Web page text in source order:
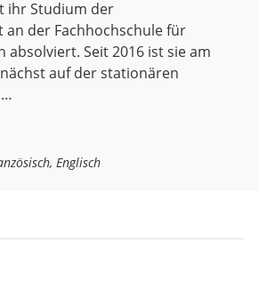
ihr Studium der
an der Fachhochschule für
absolviert. Seit 2016 ist sie am
auf der stationären
Englisch